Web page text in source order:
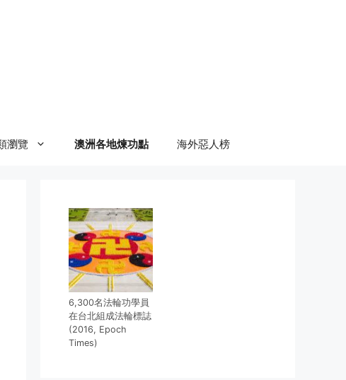
瀏覽 澳洲各地煉功點 海外惡人榜
6,300名法輪功學員
在台北組成法輪標誌
(2016, Epoch
Times)